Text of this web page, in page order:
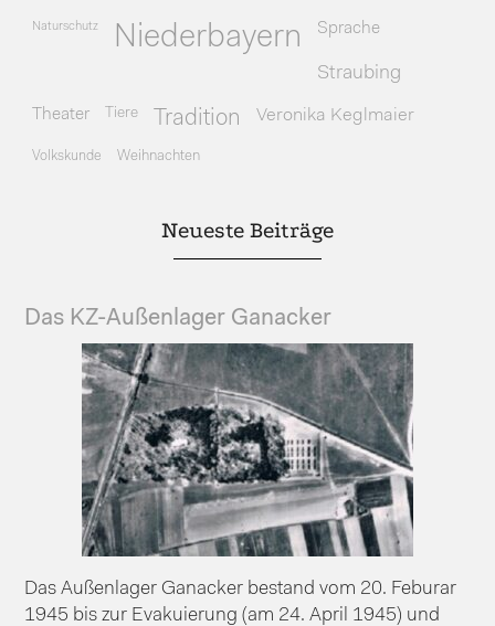
Naturschutz Niederbayern Sprache
Straubing
Theater Tiere Tradition Veronika Keglmaier
Volkskunde Weihnachten
Neueste Beiträge
Das KZ-Außenlager Ganacker
Das Außenlager Ganacker bestand vom 20. Feburar
1945 bis zur Evakuierung (am 24. April 1945) und